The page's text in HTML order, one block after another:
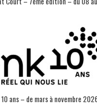
ans – de mars à novembre